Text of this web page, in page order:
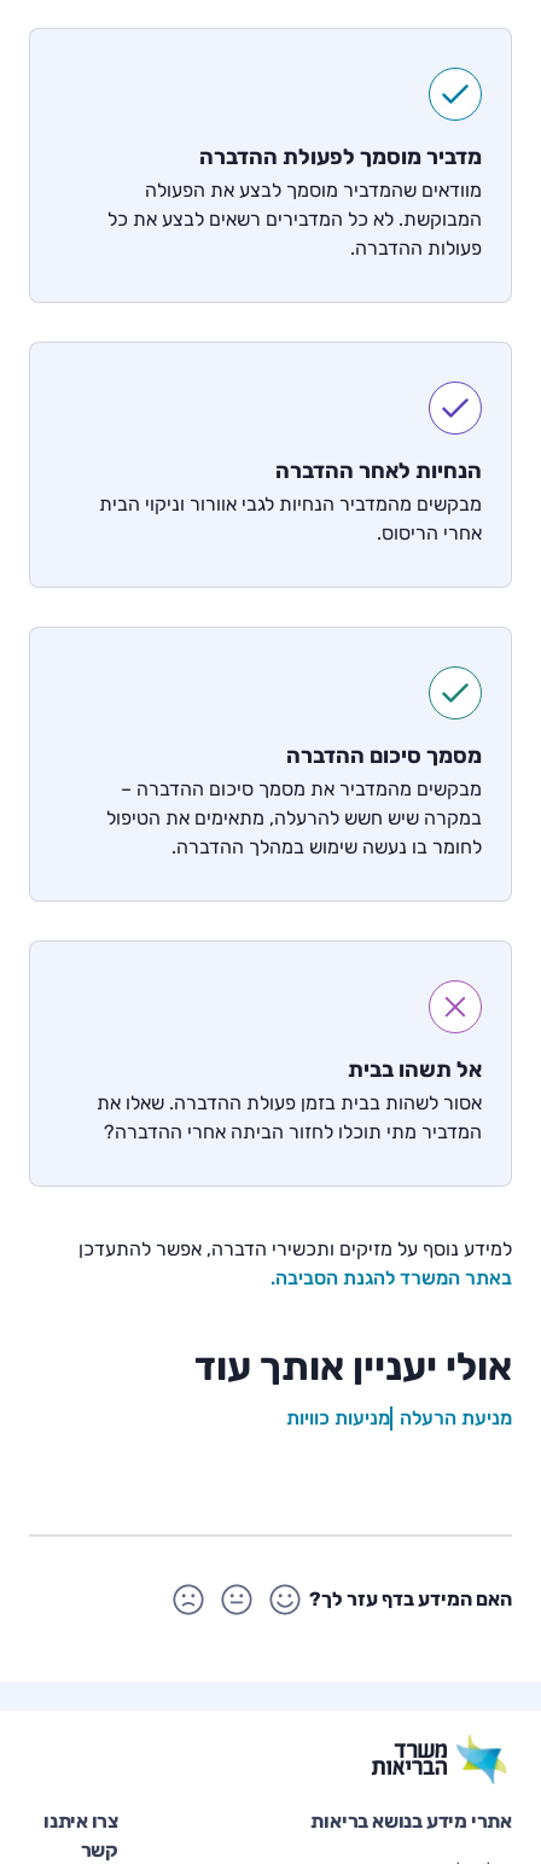
מדביר מוסמך לפעולת ההדברה
מוודאים שהמדביר מוסמך לבצע את הפעולה
המבוקשת. לא כל המדבירים רשאים לבצע את כל
פעולות ההדברה.
הנחיות לאחר ההדברה
מבקשים מהמדביר הנחיות לגבי אוורור וניקוי הבית
אחרי הריסוס.
מסמך סיכום ההדברה
מבקשים מהמדביר את מסמך סיכום ההדברה –
במקרה שיש חשש להרעלה, מתאימים את הטיפול
לחומר בו נעשה שימוש במהלך ההדברה.
אל תשהו בבית
אסור לשהות בבית בזמן פעולת ההדברה. שאלו את
המדביר מתי תוכלו לחזור הביתה אחרי ההדברה?
למידע נוסף על מזיקים ותכשירי הדברה, אפשר להתעדכן
באתר המשרד להגנת הסביבה.
אולי יעניין אותך עוד
מניעת הרעלה מניעות כוויות
האם המידע בדף עזר לך?
אתרי מידע בנושא בריאות
צרו איתנו
קשר